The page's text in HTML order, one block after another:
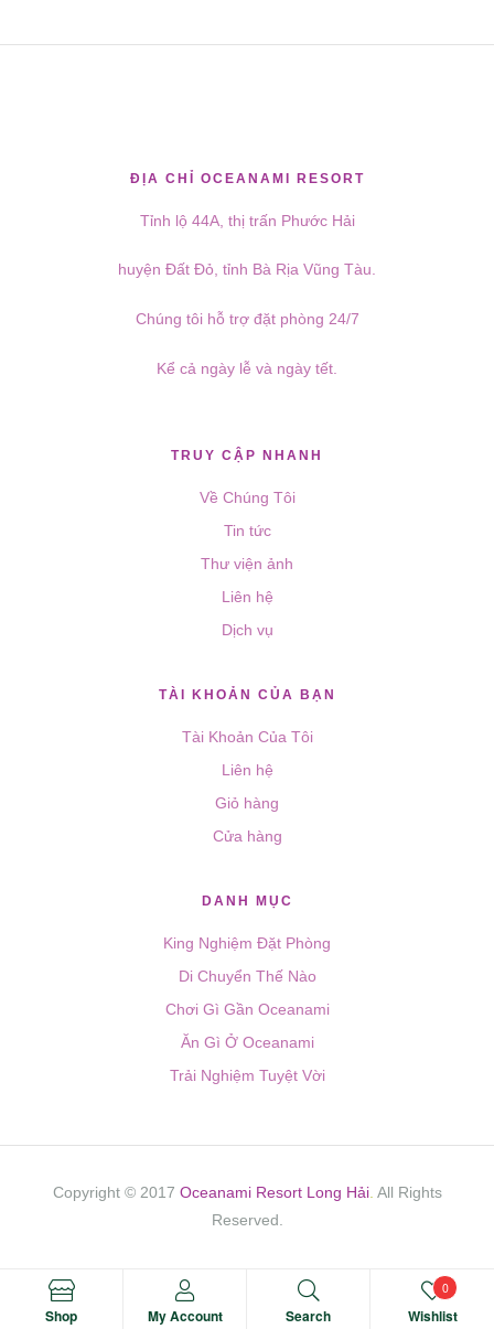
ĐỊA CHỈ OCEANAMI RESORT
Tỉnh lộ 44A, thị trấn Phước Hải
huyện Đất Đỏ, tỉnh Bà Rịa Vũng Tàu.
Chúng tôi hỗ trợ đặt phòng 24/7
Kể cả ngày lễ và ngày tết.
TRUY CẬP NHANH
Về Chúng Tôi
Tin tức
Thư viện ảnh
Liên hệ
Dịch vụ
TÀI KHOẢN CỦA BẠN
Tài Khoản Của Tôi
Liên hệ
Giỏ hàng
Cửa hàng
DANH MỤC
King Nghiệm Đặt Phòng
Di Chuyển Thế Nào
Chơi Gì Gần Oceanami
Ăn Gì Ở Oceanami
Trải Nghiệm Tuyệt Vời
Copyright © 2017 Oceanami Resort Long Hải. All Rights
Reserved.
Shop My Account Search Wishlist
0